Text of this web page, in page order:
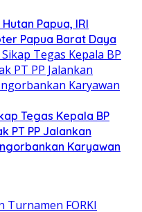
Papua, IRI
Papua Barat Daya
Tegas Kepala BP
PT PP Jalankan
Karyawan